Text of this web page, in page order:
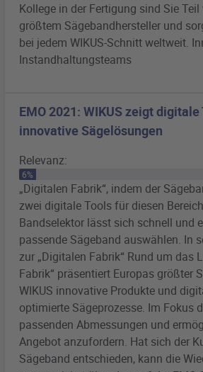
Kollege in der Fertigung sind Sie
größtem Sägebandhersteller und
bei jedem WIKUS-Schnitt weltweit.
Instandhaltungsteams
EMO 2021: WIKUS zeigt digitale
innovative Sägelösungen
Relevanz:
6%
„Digitalen Fabrik“, indem der
zwei digitale Tools für diesen
Bandselektor lässt sich schnell und
passende Sägeband auswählen. In
zur „Digitalen Fabrik“ Rund um das
Fabrik“ präsentiert Europas größter
WIKUS innovative Produkte und
optimierte Sägeprozesse. Im Fokus
passenden Abmessungen und
Angebot anzufordern. Hat sich der
Sägeband entschieden, kann die